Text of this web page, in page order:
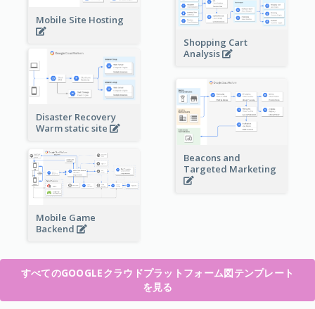
Mobile Site Hosting
Shopping Cart
Analysis
Disaster Recovery
Warm static site
Beacons and
Targeted Marketing
Mobile Game
Backend
すべてのGOOGLEクラウドプラットフォーム図テンプレート
を見る